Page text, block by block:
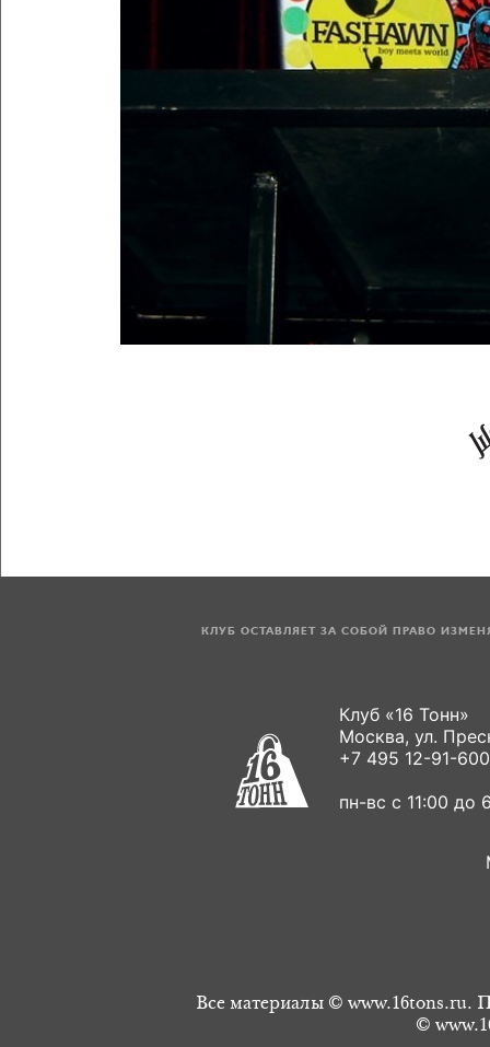
КЛУБ ОСТАВЛЯЕТ ЗА СОБОЙ ПРАВО
Клуб «16 Тонн»
Москва, ул.
+7 495 12-91-
пн-вс с 11:00 до
Все материалы © www.16tons.ru.
©